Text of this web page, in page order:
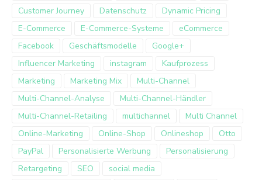
Customer Journey Datenschutz
Dynamic Pricing
E-Commerce
E-Commerce-Systeme
eCommerce
Facebook
Geschäftsmodelle
Google+
Influencer Marketing
instagram
Kaufprozess
Marketing
Marketing Mix
Multi-Channel
Multi-Channel-Analyse
Multi-Channel-Händler
Multi-Channel-Retailing
multichannel
Multi Channel
Online-Marketing
Online-Shop Onlineshop
Otto
PayPal
Personalisierte Werbung
Personalisierung
Retargeting
SEO
social media